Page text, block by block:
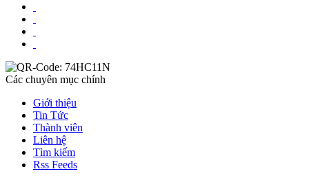
Các chuyên mục chính
Giới thiệu
Tin Tức
Thành viên
Liên hệ
Tìm kiếm
Rss Feeds